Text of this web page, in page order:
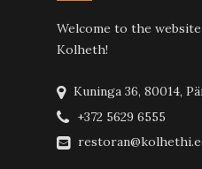
Welcome to the
Kolheth!
Kuninga 36, 80014,
+372 5629 6555